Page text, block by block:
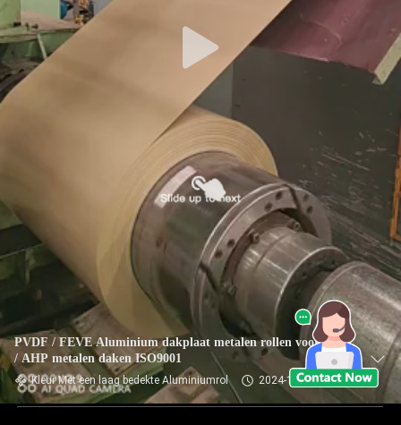
PVDF / FEVE Aluminium dakplaat metalen rollen voor ACP
/ AHP metalen daken ISO9001
Kleur Met een laag bedekte Aluminiumrol 2024-10-17